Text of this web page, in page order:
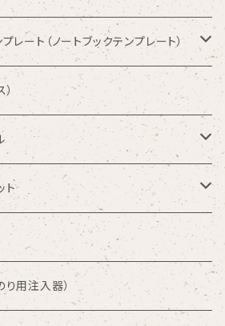
定規
レート定規
レート定規
形入りテンプレート定規
定規
レート（ノートブックテンプレート）
レート（カードサイズ）
定規型）
レート（はがきサイズ）
ト
用注入器）